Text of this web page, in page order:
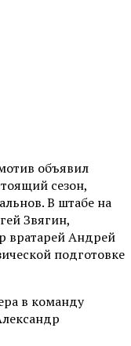
объявил
сезон,
В штабе на
Звягин,
вратарей Андрей
подготовке
в команду